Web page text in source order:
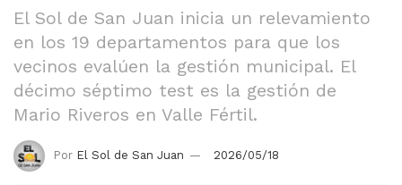
El Sol de San Juan inicia un relevamiento
en los 19 departamentos para que los
vecinos evalúen la gestión municipal. El
décimo séptimo test es la gestión de
Mario Riveros en Valle Fértil.
Por El Sol de San Juan 2026/05/18